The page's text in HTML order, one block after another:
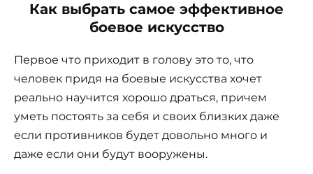
Как выбрать самое эффективное
боевое искусство
Первое что приходит в голову это то, что
человек придя на боевые искусства хочет
реально научится хорошо драться, причем
уметь постоять за себя и своих близких даже
если противников будет довольно много и
даже если они будут вооружены.